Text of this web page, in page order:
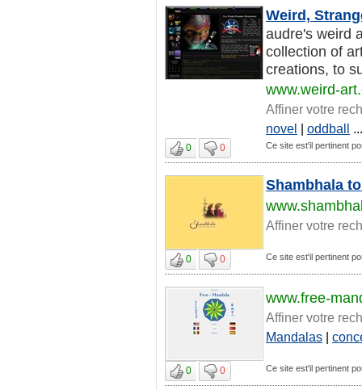
Weird,
audre's weird
collection of
creations, to
www.weird-
Affiner votre
novel | oddball ...
0 0 Ce site est'il pertinent
Shambhala
Affiner votre
0 0 Ce site est'il pertinent
www.free-
Affiner votre
Mandalas |
0 0 Ce site est'il pertinent